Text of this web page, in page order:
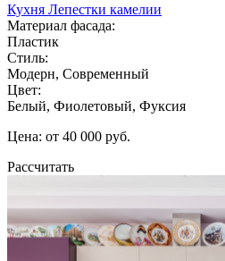
Кухня Лепестки камелии
Материал фасада:
Пластик
Стиль:
Модерн, Современный
Цвет:
Белый, Фиолетовый, Фуксия
Цена: от 40 000 руб.
Рассчитать